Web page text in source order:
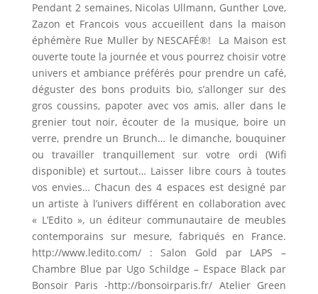
Pendant 2 semaines, Nicolas Ullmann, Gunther Love,
Zazon et Francois vous accueillent dans la maison
éphémère Rue Muller by NESCAFÉ®! La Maison est
ouverte toute la journée et vous pourrez choisir votre
univers et ambiance préférés pour prendre un café,
déguster des bons produits bio, s’allonger sur des
gros coussins, papoter avec vos amis, aller dans le
grenier tout noir, écouter de la musique, boire un
verre, prendre un Brunch… le dimanche, bouquiner
ou travailler tranquillement sur votre ordi (Wifi
disponible) et surtout… Laisser libre cours à toutes
vos envies… Chacun des 4 espaces est designé par
un artiste à l’univers différent en collaboration avec
« L’Edito », un éditeur communautaire de meubles
contemporains sur mesure, fabriqués en France.
http://www.ledito.com/ : Salon Gold par LAPS –
Chambre Blue par Ugo Schildge – Espace Black par
Bonsoir Paris -http://bonsoirparis.fr/ Atelier Green